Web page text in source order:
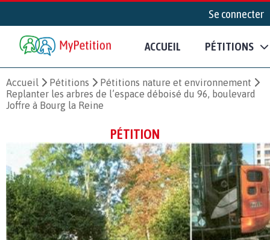
Se connecter
ACCUEIL PÉTITIONS
Accueil Pétitions
Pétitions nature et environnement
Replanter les arbres de l’espace déboisé du 96, boulevard
Joffre à Bourg la Reine
PÉTITION